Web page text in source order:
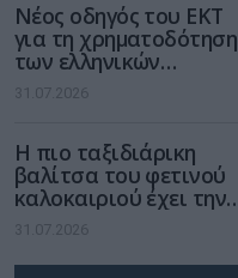
Νέος οδηγός του ΕΚΤ
για τη χρηματοδότηση
των ελληνικών
επιχειρήσεων στον
χώρο της άμυνας
31.07.2026
Η πιο ταξιδιάρικη
βαλίτσα του φετινού
καλοκαιριού έχει την
υπογραφή της Xiaomi
31.07.2026